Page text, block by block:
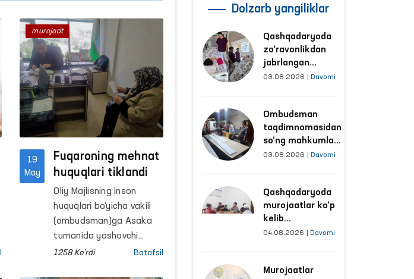
19
May
Fuqaroning mehnat
huquqlari tiklandi
Oliy Majlisning Inson
huquqlari bo‘yicha vakili
(ombudsman)ga Asaka
tumanida yashovchi
fuqaro N.M. mehnat
1258 Ko'rdi Batafsil
murojaat
Dolzarb yangiliklar
Qashqadaryoda
zo‘ravonlikdan
jabrlangan
ayolning holati
o‘rganildi
03.08.2026 Davomi
Ombudsman
taqdimnomasidan
so‘ng mahkumlar
mehnat
sharoitlar
yaxshilandi
03.08.2026 Davomi
Qashqadaryoda
murojaatlar ko‘p
kelib
tushayotgan
yo‘lga qo‘yildi
04.08.2026 Davomi
Murojaatlar